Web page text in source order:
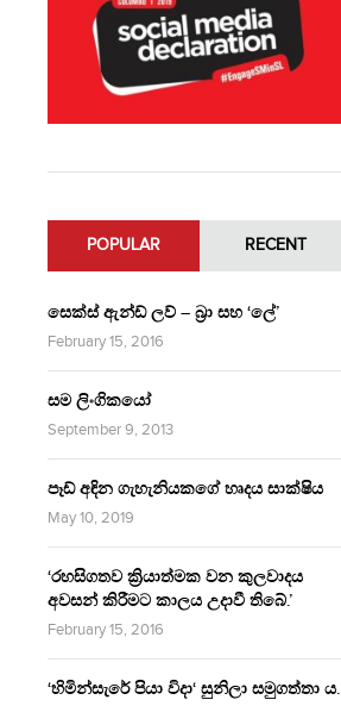
POPULAR RECENT
සෙක්ස් ඇන්ඩ් ලව් – බ්‍රා සහ ‘ලේ’
February 15, 2016
සම ලිංගිකයෝ
September 9, 2013
පෑඩ් අඳින ගැහැනියකගේ හෘදය සාක්ෂිය
May 10, 2019
‘රහසිගතව ක්‍රියාත්මක වන කුලවාදය
අවසන් කිරීමට කාලය උදාවී තිබේ.’
February 15, 2016
‘හිමින්සැරේ පියා විදා‘ සුනිලා සමුගත්තා ය.